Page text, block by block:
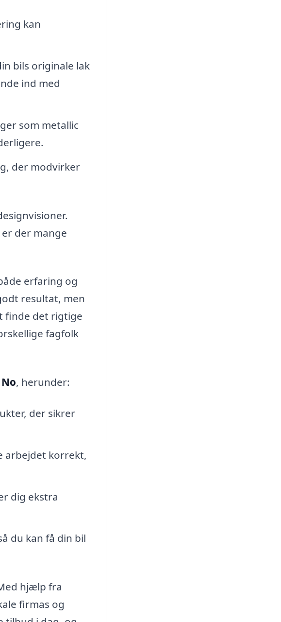
kan
bils originale lak
ind med
som metallic
der modvirker
der mange
erfaring og
resultat, men
finde det rigtige
fagfolk
, herunder:
der sikrer
arbejdet korrekt,
dig ekstra
du kan få din bil
hjælp fra
firmas og